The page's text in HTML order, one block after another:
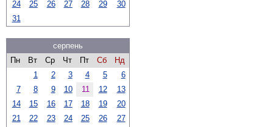
24
25 26 27 28 29
30
31
серпень
Пн
Вт Ср Чт Пт Сб
Нд
1
2 3 4 5
6
7
8 9 10 11 12
13
14
15 16 17 18 19
20
21
22 23 24 25 26
27